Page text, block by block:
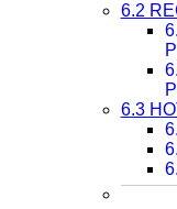
6.2
6.3